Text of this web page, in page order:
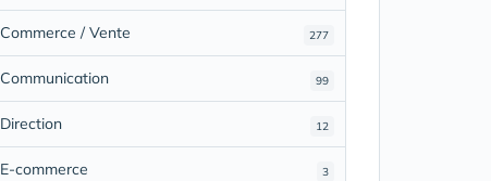
277
Commerce / Vente
99
Communication
12
Direction
3
E-commerce